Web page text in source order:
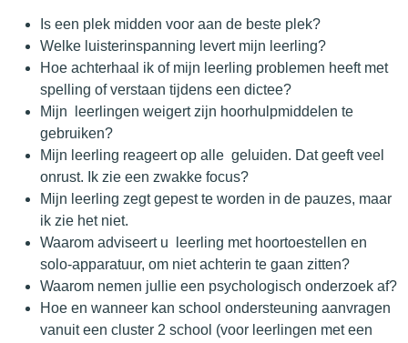
Is een plek midden voor aan de beste plek?
Welke luisterinspanning levert mijn leerling?
Hoe achterhaal ik of mijn leerling problemen heeft met
spelling of verstaan tijdens een dictee?
Mijn leerlingen weigert zijn hoorhulpmiddelen te
gebruiken?
Mijn leerling reageert op alle geluiden. Dat geeft veel
onrust. Ik zie een zwakke focus?
Mijn leerling zegt gepest te worden in de pauzes, maar
ik zie het niet.
Waarom adviseert u leerling met hoortoestellen en
solo-apparatuur, om niet achterin te gaan zitten?
Waarom nemen jullie een psychologisch onderzoek af?
Hoe en wanneer kan school ondersteuning aanvragen
vanuit een cluster 2 school (voor leerlingen met een